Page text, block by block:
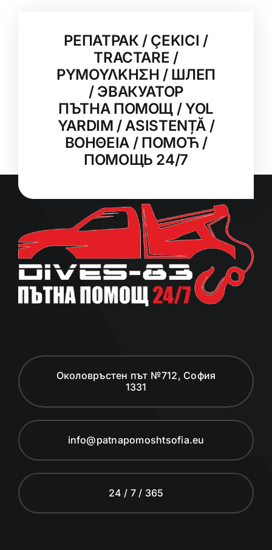
РЕПАТРАК / ÇEKICI /
TRACTARE /
ΡΥΜΟΥΛΚΗΣΗ / ШЛЕП
/ ЭВАКУАТОР
ПЪТНА ПОМОЩ / YOL
YARDIM / ASISTENȚĂ /
ΒΟΗΘΕΙΑ / ПОМОЋ /
ПОМОЩЬ 24/7
Околовръстен път №712, София
1331
info@patnapomoshtsofia.eu
24 / 7 / 365